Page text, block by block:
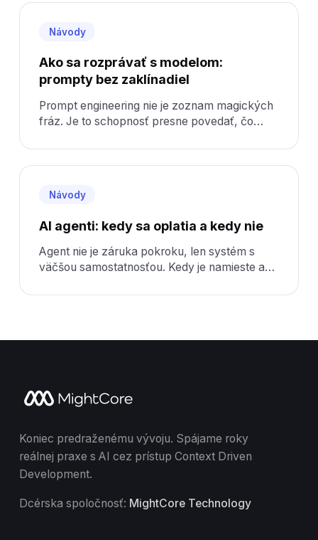
Návody
Ako sa rozprávať s modelom:
prompty bez zaklínadiel
Prompt engineering nie je zoznam magických
fráz. Je to schopnosť presne povedať, čo
Návody
AI agenti: kedy sa oplatia a kedy nie
Agent nie je záruka pokroku, len systém s
väčšou samostatnosťou. Kedy je namieste a
Koniec predraženému vývoju. Spájame roky
reálnej praxe s AI cez prístup Context Driven
Development.
Dcérska spoločnosť: MightCore Technology